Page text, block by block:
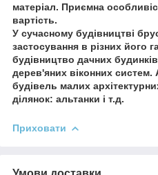
матеріал. Приємна
вартість.
У сучасному будівництві
застосування в різних його
будівництво дачних
дерев'яних віконних систем.
будівель малих
ділянок: альтанки і т.д.
Приховати